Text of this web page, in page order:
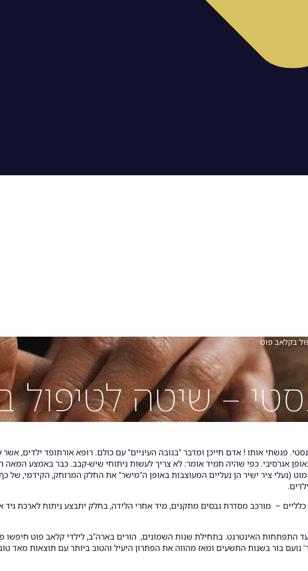
בקלאב פוט
– שיטה לטיפול
אגרסיבי. כפי שהיה תמיד אומר: לא צריך לעשות ניתוחי שיש-קבב. כבר באמצע
מוט (נעלי ציר ישיר הן נעליים המעוצבות באופן ה"מישר" את החלק המרוחק, הקידמי, של
כלליים – מורכב מסדרת גבסים מתקנים, מיד אחרי הלידה, בחלק יתבצע ניתוח לארכת גיד
התפתחות האינטרנט. בתחילת שנות השמונים, הורים בארה"ב, לילדי קלאב פוט חיפשו